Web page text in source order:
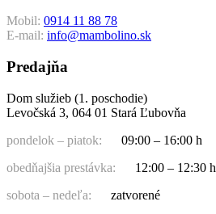
Mobil: 0914 11 88 78
E-mail: info@mambolino.sk
Predajňa
Dom služieb (1. poschodie)
Levočská 3, 064 01 Stará Ľubovňa
pondelok – piatok:
09:00 – 16:00 h
obedňajšia prestávka:
12:00 – 12:30 h
sobota – nedeľa:
zatvorené